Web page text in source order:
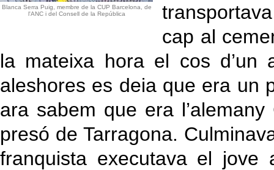
Blanca Serra Puig, membre de la CUP Barcelona, de
l'ANC i del Consell de la República
cap al
la mateixa hora el cos d’un
aleshores es deia que era un
ara sabem que era
presó de Tarragona.
franquista executava el jove